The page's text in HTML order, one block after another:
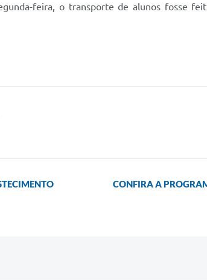
feira, o transporte de alunos fosse
CONFIRA A